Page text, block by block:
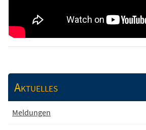
Aktuelles
Meldungen